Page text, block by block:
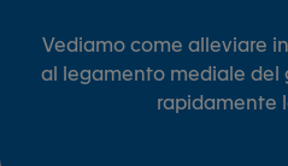
Vediamo come alleviare
al legamento mediale del
rapidamente